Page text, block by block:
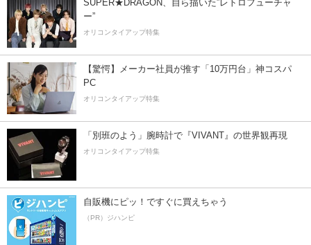
SUPER★DRAGON、自ら描いた”レトロフューチャ
ー”
オリコンタイアップ特集
【驚愕】メーカー社員が推す「10万円台」神コスパ
PC
オリコンタイアップ特集
「別班のよう」腕時計で『VIVANT』の世界観再現
オリコンタイアップ特集
自販機にピッ！ですぐに買えちゃう
（PR）ジハンピ